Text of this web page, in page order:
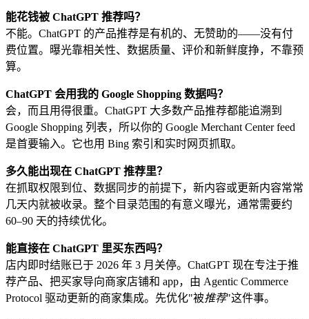
能花钱被 ChatGPT 推荐吗？
不能。ChatGPT 的产品推荐是有机的、无赞助的——没有付
费位置。曝光靠相关性、数据质量、评价和新鲜度挣，不靠预
算。
ChatGPT 会用我的 Google Shopping 数据吗？
会，而且用得很重。ChatGPT 大多数产品推荐都能追溯到
Google Shopping 列表，所以你的 Google Merchant Center feed
是首要输入。它也用 Bing 索引和实时网页抓取。
多久能出现在 ChatGPT 推荐里？
在抓取权限到位、数据同步的前提下，新内容或更新内容常常
几天内就被收录。整个目录范围的有意义曝光，通常需要约
60–90 天的持续优化。
能直接在 ChatGPT 里买东西吗？
店内即时结账已于 2026 年 3 月关停。ChatGPT 现在专注于推
荐产品、把买家导向商家店铺和 app，由 Agentic Commerce
Protocol 驱动更新的商家集成。先优化"被推荐"这件事。